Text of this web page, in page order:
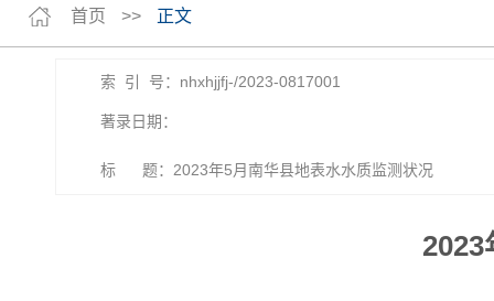
首页 >> 正文
索 引 号：nhxhjjfj-/2023-0817001
著录日期：
标 题：2023年5月南华县地表水水质监测状况
2023